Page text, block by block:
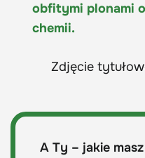
obfitymi plonami
chemii.
Zdjęcie
A Ty – jakie